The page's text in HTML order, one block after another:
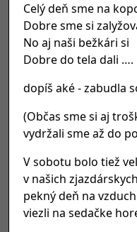
Celý deň sme na
Dobre sme si
No aj naši bežkári si
Dobre do tela dali ….
dopíš aké - zabudla
(Občas sme si aj
vydržali sme až do
V sobotu bolo tiež
v našich
pekný deň na
viezli na sedačke